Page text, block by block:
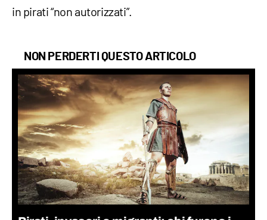
in pirati “non autorizzati”.
NON PERDERTI QUESTO ARTICOLO